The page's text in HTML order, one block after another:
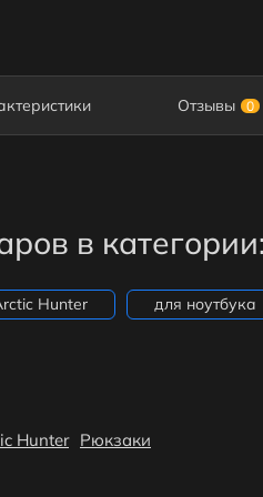
Отзывы 0
в категории:
Hunter для ноутбука
Hunter Рюкзаки